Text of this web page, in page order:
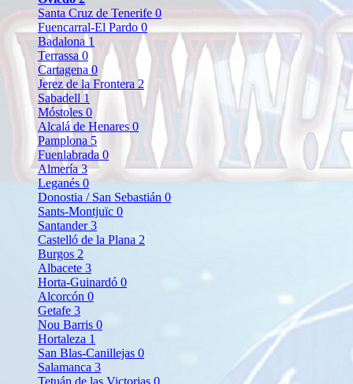
Santa Cruz de Tenerife0
Fuencarral-El Pardo 0
Badalona 1
Terrassa 0
Cartagena 0
Jerez de la Frontera 2
Sabadell 1
Móstoles0
Alcalá de Henares 0
Pamplona 5
Fuenlabrada 0
Almería3
Leganés0
Donostia / San Sebastián 0
Sants-Montjuïc 0
Santander3
Castelló de la Plana 2
Burgos 2
Albacete 3
Horta-Guinardó 0
Alcorcón 0
Getafe 3
Nou Barris 0
Hortaleza 1
San Blas-Canillejas 0
Salamanca 3
Tetuán de las Victorias 0